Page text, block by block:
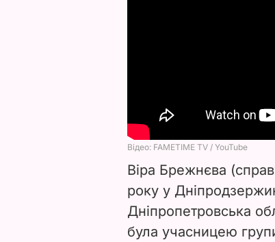
Віра Брежнєва
року у
Дніпропетровська
була учасницею